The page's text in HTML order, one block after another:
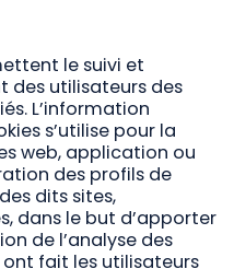
le suivi et
des utilisateurs des
L’information
s’utilise pour la
web, application ou
des profils de
dits sites,
dans le but d’apporter
de l’analyse des
ont fait les utilisateurs